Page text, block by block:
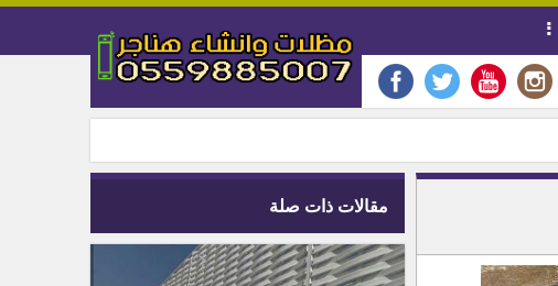
مقالات ذات صلة